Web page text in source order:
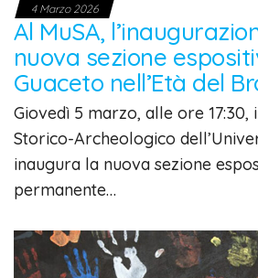
4 Marzo 2026
Al MuSA,
nuova sezione
Guaceto nell’Età del
Giovedì 5 marzo, alle ore 17:30,
Storico-Archeologico
inaugura la nuova sezione
permanente…